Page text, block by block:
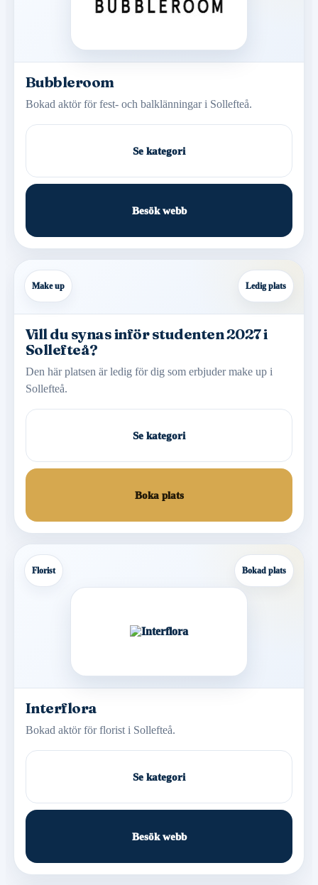
Bubbleroom
Bokad aktör för fest- och balklänningar i Sollefteå.
Se kategori
Besök webb
Make up Ledig plats
Vill du synas inför studenten 2027 i
Sollefteå?
Den här platsen är ledig för dig som erbjuder make up i
Sollefteå.
Se kategori
Boka plats
Florist Bokad plats
Interflora
Bokad aktör för florist i Sollefteå.
Se kategori
Besök webb